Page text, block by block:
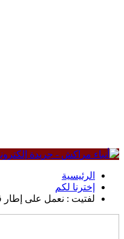
الرئيسية
إخترنا لكم
لفتيت : نعمل على